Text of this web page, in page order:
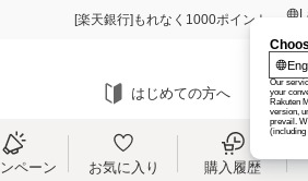
[楽天銀行]もれなく1000ポイント
はじめての方へ
ペーン お気に入り 購入履歴